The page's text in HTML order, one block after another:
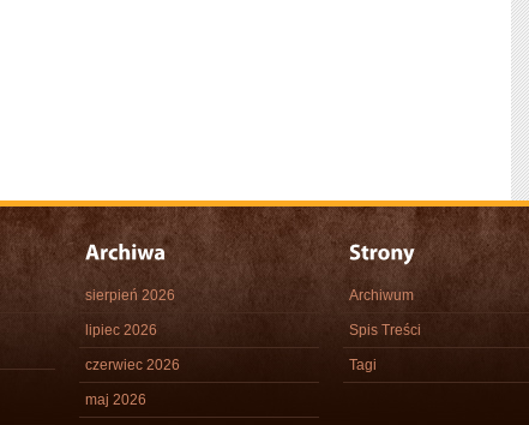
sierpień 2026
lipiec 2026
czerwiec 2026
maj 2026
Archiwum
Spis Treści
Tagi